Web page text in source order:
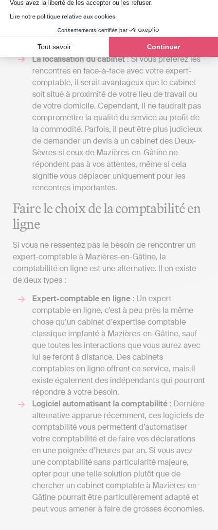
Vous avez la liberté de les accepter ou les refuser.
Lire notre politique relative aux cookies
Consentements certifiés par
Tout savoir Continuer
l'établissement d'un budget prévisionnel. Avec
soumettre vos déclarations fiscales en ligne à
partir de 20 € HT par mois.
La localisation du cabinet: Si vous préférez les
rencontres en face-à-face avec votre expert-
comptable, il serait avantageux que le cabinet
soit situé à proximité de votre lieu de travail ou
de votre domicile. Cependant, il ne faudrait pas
compromettre la qualité du service au profit de
la commodité. Parfois, il peut être plus judicieux
de demander un devis à un cabinet des Deux-
Sèvres si ceux de Mazières-en-Gâtine ne
répondent pas à vos attentes, même si cela
signifie vous déplacer uniquement pour les
rencontres importantes.
Faire le choix de la comptabilité en
ligne
Si vous ne ressentez pas le besoin de rencontrer un
expert-comptable à Mazières-en-Gâtine, la
comptabilité en ligne est une alternative. Il en existe
de deux types :
Expert-comptable en ligne : Un expert-
comptable en ligne, c’est à peu près la même
chose qu’un cabinet d’expertise comptable
classique implanté à Mazières-en-Gâtine, sauf
que toutes les interactions que vous aurez avec
lui se feront à distance. Des cabinets
comptables en ligne offrent ce service, mais il
existe également des indépendants qui pourront
répondre à votre besoin.
Logiciel automatisant la comptabilité : Dernière
alternative apparue récemment, ces logiciels de
comptabilité vous permettent d’automatiser
votre comptabilité et de faire vos déclarations
en une poignée d’heures par an. Si vous avez
une comptabilité sans particularité majeure,
opter pour une telle solution plutôt que de
chercher un cabinet comptable à Mazières-en-
Gâtine pourrait être particulièrement adapté et
peut vous amener à faire de grosses économies.